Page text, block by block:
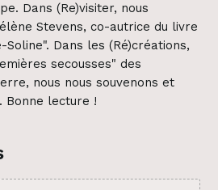
Dans (Re)visiter, nous
Stevens, co-autrice du livre
Soline". Dans les (Ré)créations,
secousses" des
nous nous souvenons et
Bonne lecture !